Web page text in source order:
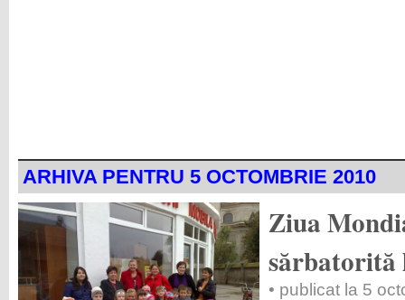
ARHIVA PENTRU 5 OCTOMBRIE 2010
Ziua
sărbatorită
• publicat la 5